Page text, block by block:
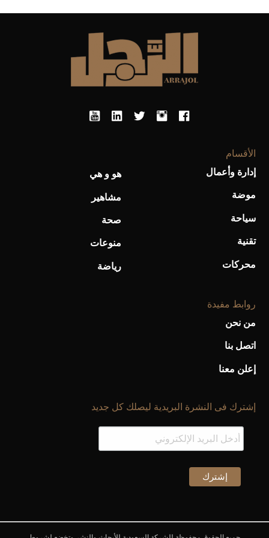
أحذية Mary Jane: ترف وأناقة للرجال
الأقسام
إدارة وأعمال
موضة
سياحة
تقنية
محركات
هو و هي
مشاهير
صحة
منوعات
رياضة
روابط مفيدة
من نحن
اتصل بنا
إعلن معنا
إشترك فى النشرة البريدية ليصلك كل جديد